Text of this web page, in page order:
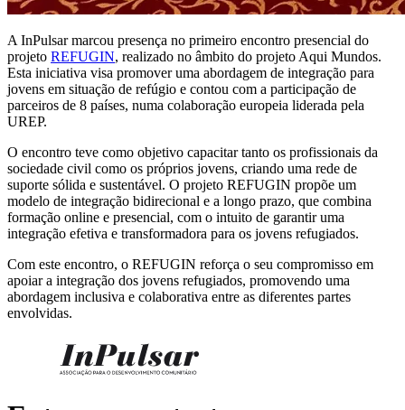
A InPulsar marcou presença no primeiro encontro presencial do
projeto REFUGIN, realizado no âmbito do projeto Aqui Mundos.
Esta iniciativa visa promover uma abordagem de integração para
jovens em situação de refúgio e contou com a participação de
parceiros de 8 países, numa colaboração europeia liderada pela
UREP.
O encontro teve como objetivo capacitar tanto os profissionais da
sociedade civil como os próprios jovens, criando uma rede de
suporte sólida e sustentável. O projeto REFUGIN propõe um
modelo de integração bidirecional e a longo prazo, que combina
formação online e presencial, com o intuito de garantir uma
integração efetiva e transformadora para os jovens refugiados.
Com este encontro, o REFUGIN reforça o seu compromisso em
apoiar a integração dos jovens refugiados, promovendo uma
abordagem inclusiva e colaborativa entre as diferentes partes
envolvidas.